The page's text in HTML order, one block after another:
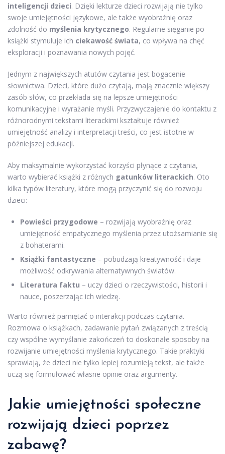
inteligencji dzieci. Dzięki lekturze dzieci rozwijają nie tylko
swoje umiejętności językowe, ale także wyobraźnię oraz
zdolność do myślenia krytycznego. Regularne sięganie po
książki stymuluje ich ciekawość świata, co wpływa na chęć
eksploracji i poznawania nowych pojęć.
Jednym z największych atutów czytania jest bogacenie
słownictwa. Dzieci, które dużo czytają, mają znacznie większy
zasób słów, co przekłada się na lepsze umiejętności
komunikacyjne i wyrażanie myśli. Przyzwyczajenie do kontaktu z
różnorodnymi tekstami literackimi kształtuje również
umiejętność analizy i interpretacji treści, co jest istotne w
późniejszej edukacji.
Aby maksymalnie wykorzystać korzyści płynące z czytania,
warto wybierać książki z różnych gatunków literackich. Oto
kilka typów literatury, które mogą przyczynić się do rozwoju
dzieci:
Powieści przygodowe – rozwijają wyobraźnię oraz
umiejętność empatycznego myślenia przez utożsamianie się
z bohaterami.
Książki fantastyczne – pobudzają kreatywność i daje
możliwość odkrywania alternatywnych światów.
Literatura faktu – uczy dzieci o rzeczywistości, historii i
nauce, poszerzając ich wiedzę.
Warto również pamiętać o interakcji podczas czytania.
Rozmowa o książkach, zadawanie pytań związanych z treścią
czy wspólne wymyślanie zakończeń to doskonałe sposoby na
rozwijanie umiejętności myślenia krytycznego. Takie praktyki
sprawiają, że dzieci nie tylko lepiej rozumieją tekst, ale także
uczą się formułować własne opinie oraz argumenty.
Jakie umiejętności społeczne
rozwijają dzieci poprzez
zabawę?